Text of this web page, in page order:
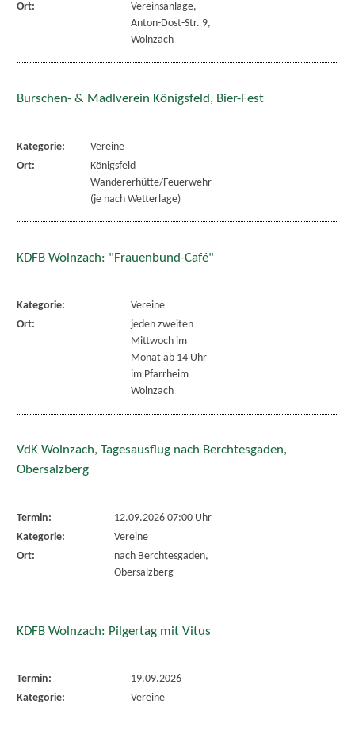
Ort:
Vereinsanlage,
Anton-Dost-Str. 9,
Wolnzach
Burschen- & Madlverein Königsfeld, Bier-Fest
Kategorie:
Vereine
Ort:
Königsfeld
Wandererhütte/Feuerwehr
(je nach Wetterlage)
KDFB Wolnzach: "Frauenbund-Café"
Kategorie:
Vereine
Ort:
jeden zweiten
Mittwoch im
Monat ab 14 Uhr
im Pfarrheim
Wolnzach
VdK Wolnzach, Tagesausflug nach Berchtesgaden,
Obersalzberg
Termin:
12.09.2026 07:00 Uhr
Kategorie:
Vereine
Ort:
nach Berchtesgaden,
Obersalzberg
KDFB Wolnzach: Pilgertag mit Vitus
Termin:
19.09.2026
Kategorie:
Vereine